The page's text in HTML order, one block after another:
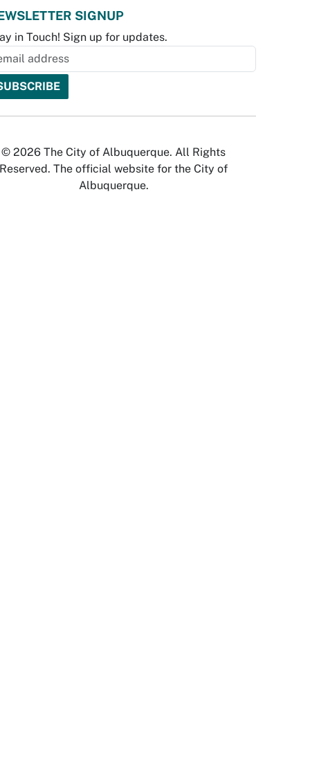
SIGNUP
in Touch! Sign up for updates.
© 2026 The City of Albuquerque. All Rights
Reserved. The official website for the City of
Albuquerque.